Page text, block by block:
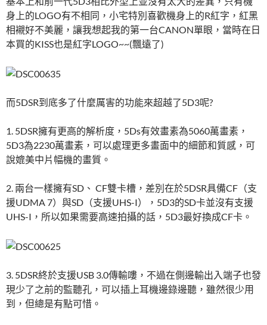
身上的LOGO有不相同，小宅特別喜歡機身上的R紅字，紅黑
相襯好不美麗，讓我想起我的第一台CANON單眼，當時在日
本買的KISS也是紅字LOGO~~(飄遠了)
而5DSR到底多了什麼厲害的功能來超越了5D3呢?
1. 5DSR擁有更高的解析度，5Ds有效畫素為5060萬畫素，
5D3為2230萬畫素，可以處理更多畫面中的細節和質感，可
說媲美中片幅機的畫質。
2. 兩台一樣擁有SD、 CF雙卡槽，差別在於5DSR具備CF（支
援UDMA 7）與SD（支援UHS-I），5D3的SD卡並沒有支援
UHS-I，所以如果需要高速拍攝的話，5D3最好換成CF卡。
3. 5DSR終於支援USB 3.0傳輸嘍，不過在側邊輸出入端子也發
現少了之前的監聽孔，可以插上耳機邊錄邊聽，雖然很少用
到，但總是有點可惜。